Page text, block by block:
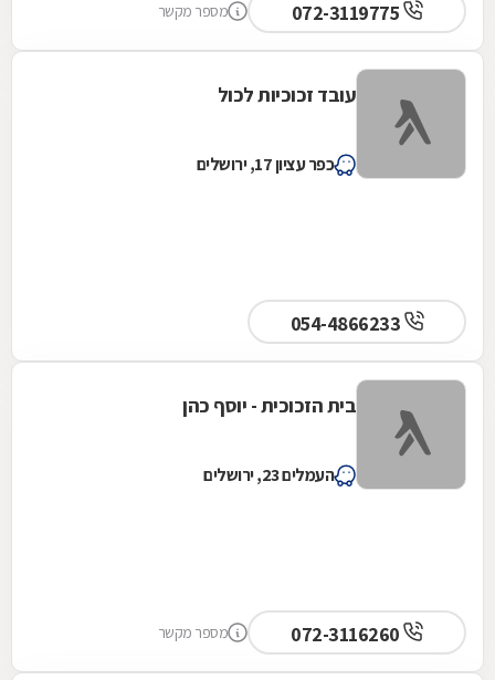
מספר מקשר
עובד זכוכיות לכול
כפר עציון 17, ירושלים
בית הזכוכית - יוסף כהן
העמלים 23, ירושלים
מספר מקשר